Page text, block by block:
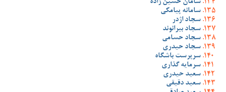
سامان حسین زاده
سامانه پیامکی
سجاد اژدر
سجاد بیرانوند
سجاد حسامی
سجاد حیدری
سرپرست باشگاه
سرمایه گذاری
سعید حیدری
سعید دقیقی